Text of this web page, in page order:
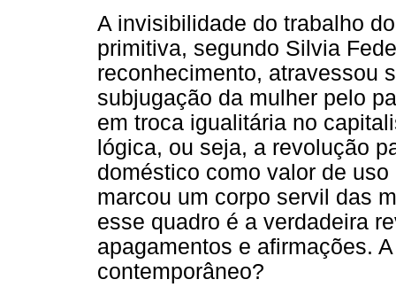
A invisibilidade do trabalho
primitiva, segundo Silvia
reconhecimento, atravessou
subjugação da mulher pelo
em troca igualitária no
lógica, ou seja, a revolução
doméstico como valor de
marcou um corpo servil das
esse quadro é a verdadeira
apagamentos e afirmações.
contemporâneo?